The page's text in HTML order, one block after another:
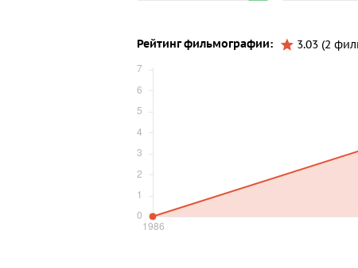
Рейтинг фильмографии:
3.03 (2